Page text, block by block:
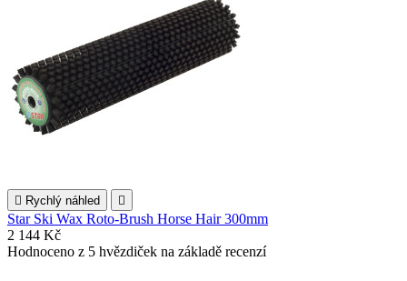
 Rychlý náhled 
Star Ski Wax Roto-Brush Horse Hair 300mm
2 144 Kč
Hodnoceno z 5 hvězdiček na základě recenzí